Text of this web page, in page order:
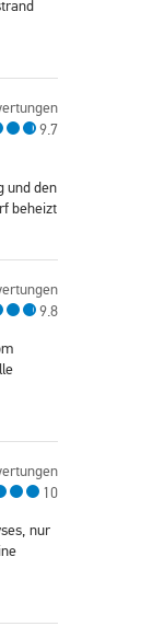
9.7
und den
beheizt
9.8
10
nur